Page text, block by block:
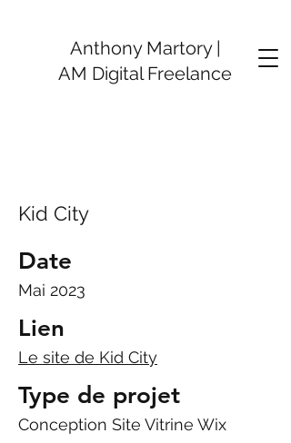
Anthony Martory |
AM Digital Freelance
Kid City
Date
Mai 2023
Lien
Le site de Kid City
Type de projet
Conception Site Vitrine Wix